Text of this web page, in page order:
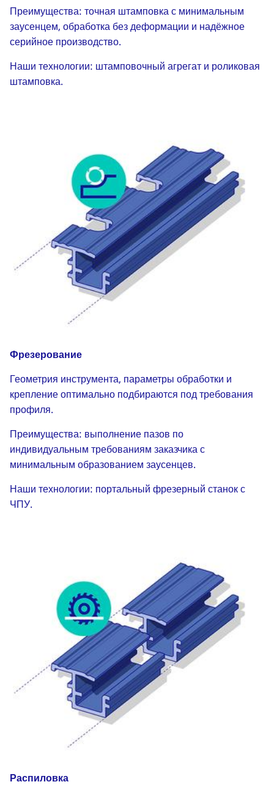
Преимущества: точная штамповка с минимальным
заусенцем, обработка без деформации и надёжное
серийное производство.
Наши технологии: штамповочный агрегат и роликовая
штамповка.
Фрезерование
Геометрия инструмента, параметры обработки и
крепление оптимально подбираются под требования
профиля.
Преимущества: выполнение пазов по
индивидуальным требованиям заказчика с
минимальным образованием заусенцев.
Наши технологии: портальный фрезерный станок с
ЧПУ.
Распиловка